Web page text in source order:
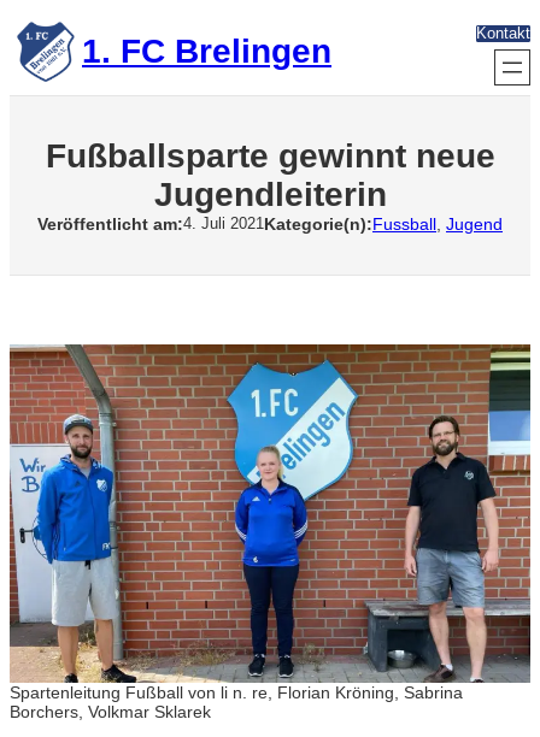
Zum
Inhalt
springen 1. FC Brelingen Kontakt
Fußballsparte gewinnt neue
Jugendleiterin
Veröffentlicht am:4. Juli 2021 Kategorie(n):Fussball Jugend
Spartenleitung Fußball von li n. re, Florian Kröning, Sabrina
Borchers, Volkmar Sklarek